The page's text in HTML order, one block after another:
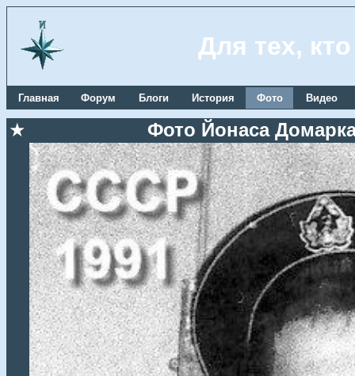
Для тех,
Главная Форум Блоги История Фото Видео
★ Фото Йонаса